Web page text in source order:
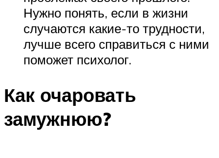
Нужно понять, если в жизни
случаются какие-то трудности,
лучше всего справиться с ними
поможет психолог.
Как очаровать
замужнюю?